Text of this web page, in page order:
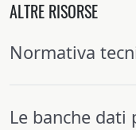
ALTRE RISORSE
Normativa
Le banche